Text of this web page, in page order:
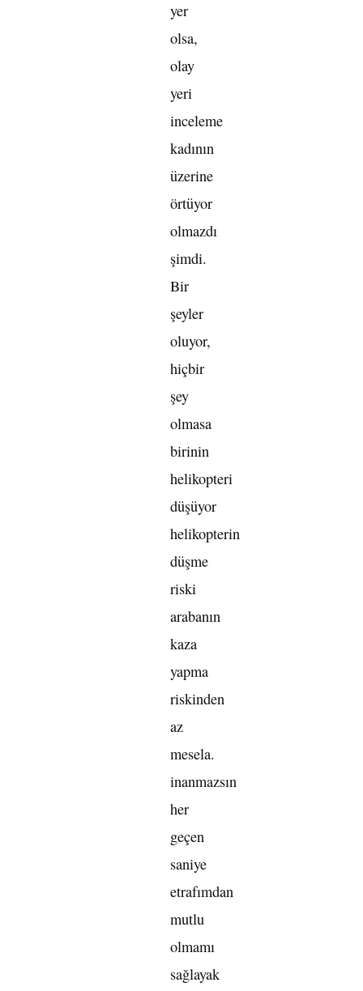
yer
olsa,
olay
yeri
inceleme
kadının
üzerine
örtüyor
olmazdı
şimdi.
Bir
şeyler
oluyor,
hiçbir
şey
olmasa
birinin
helikopteri
düşüyor
helikopterin
düşme
riski
arabanın
kaza
yapma
riskinden
az
mesela.
inanmazsın
her
geçen
saniye
etrafımdan
mutlu
olmamı
sağlayak